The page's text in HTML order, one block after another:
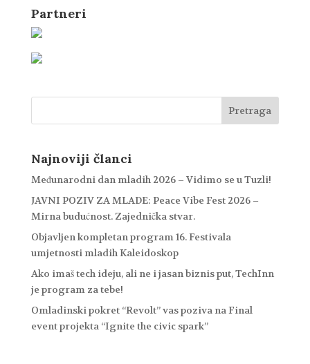
Partneri
Najnoviji članci
Međunarodni dan mladih 2026 – Vidimo se u Tuzli!
JAVNI POZIV ZA MLADE: Peace Vibe Fest 2026 –
Mirna budućnost. Zajednička stvar.
Objavljen kompletan program 16. Festivala
umjetnosti mladih Kaleidoskop
Ako imaš tech ideju, ali ne i jasan biznis put, TechInn
je program za tebe!
Omladinski pokret “Revolt” vas poziva na Final
event projekta “Ignite the civic spark”